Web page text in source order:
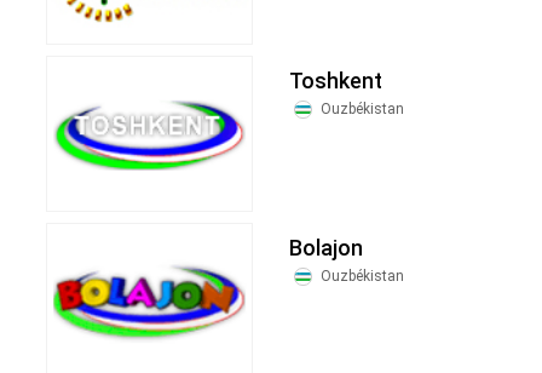
Toshkent
Ouzbékistan
Bolajon
Ouzbékistan